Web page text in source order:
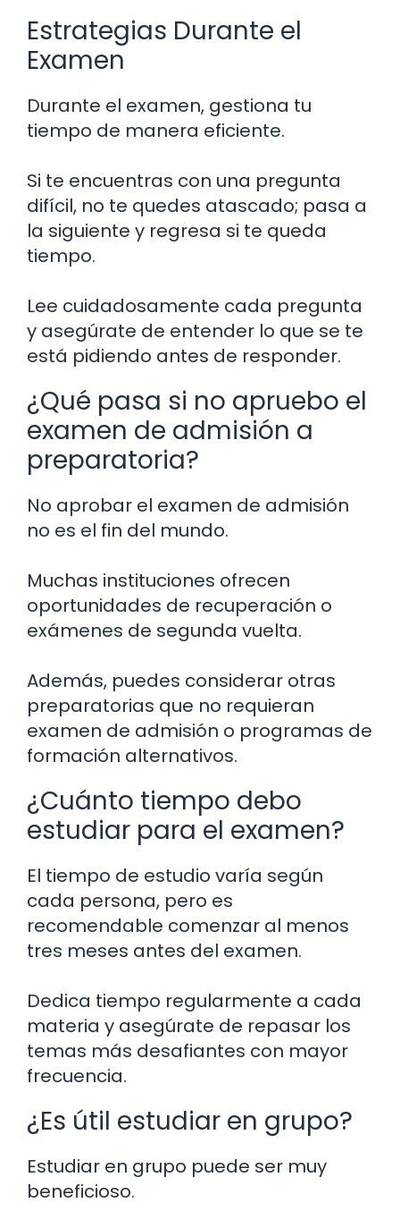
Estrategias Durante el
Examen
Durante el examen, gestiona tu
tiempo de manera eficiente.
Si te encuentras con una pregunta
difícil, no te quedes atascado; pasa a
la siguiente y regresa si te queda
tiempo.
Lee cuidadosamente cada pregunta
y asegúrate de entender lo que se te
está pidiendo antes de responder.
¿Qué pasa si no apruebo el
examen de admisión a
preparatoria?
No aprobar el examen de admisión
no es el fin del mundo.
Muchas instituciones ofrecen
oportunidades de recuperación o
exámenes de segunda vuelta.
Además, puedes considerar otras
preparatorias que no requieran
examen de admisión o programas de
formación alternativos.
¿Cuánto tiempo debo
estudiar para el examen?
El tiempo de estudio varía según
cada persona, pero es
recomendable comenzar al menos
tres meses antes del examen.
Dedica tiempo regularmente a cada
materia y asegúrate de repasar los
temas más desafiantes con mayor
frecuencia.
¿Es útil estudiar en grupo?
Estudiar en grupo puede ser muy
beneficioso.